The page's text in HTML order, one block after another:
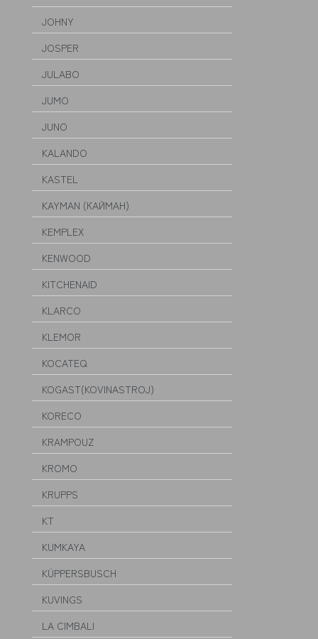
JOHNY
JOSPER
JULABO
JUMO
JUNO
KALANDO
KASTEL
KAYMAN (КАЙМАН)
KEMPLEX
KENWOOD
KITCHENAID
KLARCO
KLEMOR
KOCATEQ
KOGAST(KOVINASTROJ)
KORECO
KRAMPOUZ
KROMO
KRUPPS
KT
KUMKAYA
KÜPPERSBUSCH
KUVINGS
LA CIMBALI